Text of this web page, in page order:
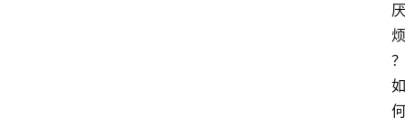
厌
烦
？
如
何